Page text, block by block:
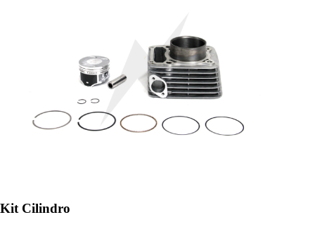
Kit Cilindro